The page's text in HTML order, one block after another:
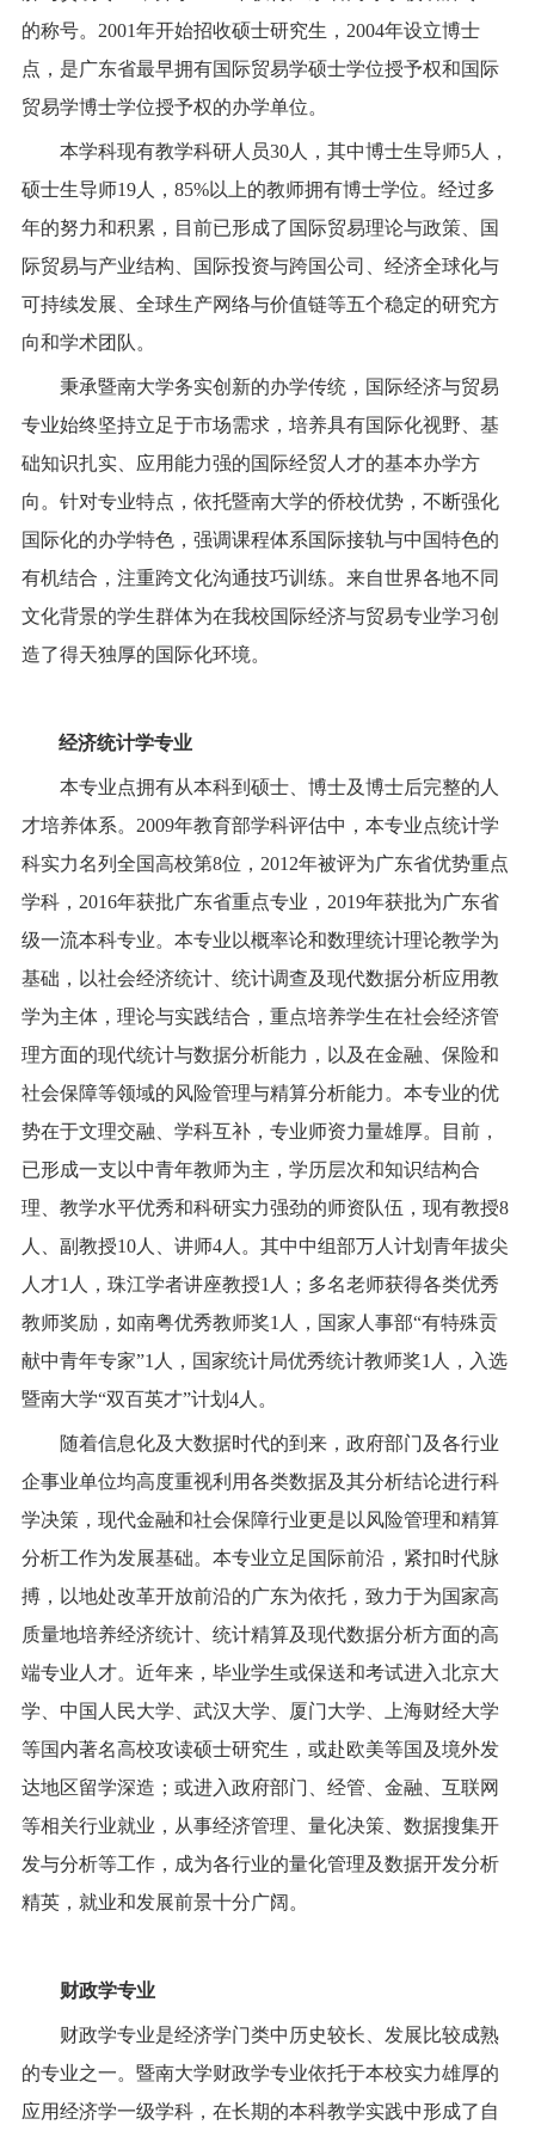
的称号。 2001年开始招收硕士研究生， 2004年设立博士
点，是广东省最早拥有国际贸易学硕士学位授予权和国际
贸易学博士学位授予权的办学单位。
本学科现有教学科研人员30人，其中博士生导师5人，
硕士生导师19人， 85%以上的教师拥有博士学位。经过多
年的努力和积累，目前已形成了国际贸易理论与政策、国
际贸易与产业结构、国际投资与跨国公司、经济全球化与
可持续发展、全球生产网络与价值链等五个稳定的研究方
向和学术团队。
秉承暨南大学务实创新的办学传统，国际经济与贸易
专业始终坚持立足于市场需求，培养具有国际化视野、基
础知识扎实、应用能力强的国际经贸人才的基本办学方
向。针对专业特点，依托暨南大学的侨校优势，不断强化
国际化的办学特色，强调课程体系国际接轨与中国特色的
有机结合，注重跨文化沟通技巧训练。来自世界各地不同
文化背景的学生群体为在我校国际经济与贸易专业学习创
造了得天独厚的国际化环境。
经济统计学专业
本专业点拥有从本科到硕士、博士及博士后完整的人
才培养体系。 2009年教育部学科评估中，本专业点统计学
科实力名列全国高校第8位， 2012年被评为广东省优势重点
学科， 2016年获批广东省重点专业， 2019年获批为广东省
级一流本科专业。本专业以概率论和数理统计理论教学为
基础，以社会经济统计、统计调查及现代数据分析应用教
学为主体，理论与实践结合，重点培养学生在社会经济管
理方面的现代统计与数据分析能力，以及在金融、保险和
社会保障等领域的风险管理与精算分析能力。本专业的优
势在于文理交融、学科互补，专业师资力量雄厚。目前，
已形成一支以中青年教师为主，学历层次和知识结构合
理、教学水平优秀和科研实力强劲的师资队伍，现有教授8
人、副教授10人、讲师4人。其中中组部万人计划青年拔尖
人才1 人，珠江学者讲座教授1 人；多名老师获得各类优秀
教师奖励，如南粤优秀教师奖1 人，国家人事部“有特殊贡
献中青年专家”1 人，国家统计局优秀统计教师奖1 人，入选
暨南大学“双百英才”计划 4人。
随着信息化及大数据时代的到来，政府部门及各行业
企事业单位均高度重视利用各类数据及其分析结论进行科
学决策，现代金融和社会保障行业更是以风险管理和精算
分析工作为发展基础。本专业立足国际前沿，紧扣时代脉
搏，以地处改革开放前沿的广东为依托，致力于为国家高
质量地培养经济统计、统计精算及现代数据分析方面的高
端专业人才。近年来，毕业学生或保送和考试进入北京大
学、中国人民大学、武汉大学、厦门大学、上海财经大学
等国内著名高校攻读硕士研究生，或赴欧美等国及境外发
达地区留学深造；或进入政府部门、经管、金融、互联网
等相关行业就业，从事经济管理、量化决策、数据搜集开
发与分析等工作，成为各行业的量化管理及数据开发分析
精英，就业和发展前景十分广阔。
财政学专业
财政学专业是经济学门类中历史较长、发展比较成熟
的专业之一。暨南大学财政学专业依托于本校实力雄厚的
应用经济学一级学科，在长期的本科教学实践中形成了自